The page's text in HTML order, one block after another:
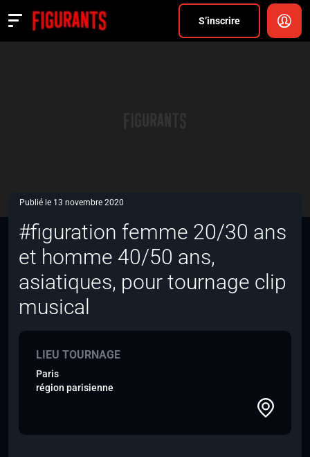
S’inscrire
Actualités
Publié le 13 novembre 2020
#figuration femme 20/30 ans
et homme 40/50 ans,
asiatiques, pour tournage clip
musical
LIEU TOURNAGE
Paris
région parisienne